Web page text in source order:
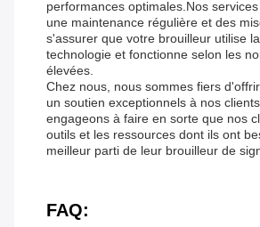
performances optimales.Nos
une maintenance régulière et des
s'assurer que votre brouilleur utilise
technologie et fonctionne selon les
élevées.
Chez nous, nous sommes fiers
un soutien exceptionnels à nos
engageons à faire en sorte que nos
outils et les ressources dont ils ont
meilleur parti de leur brouilleur de
FAQ: